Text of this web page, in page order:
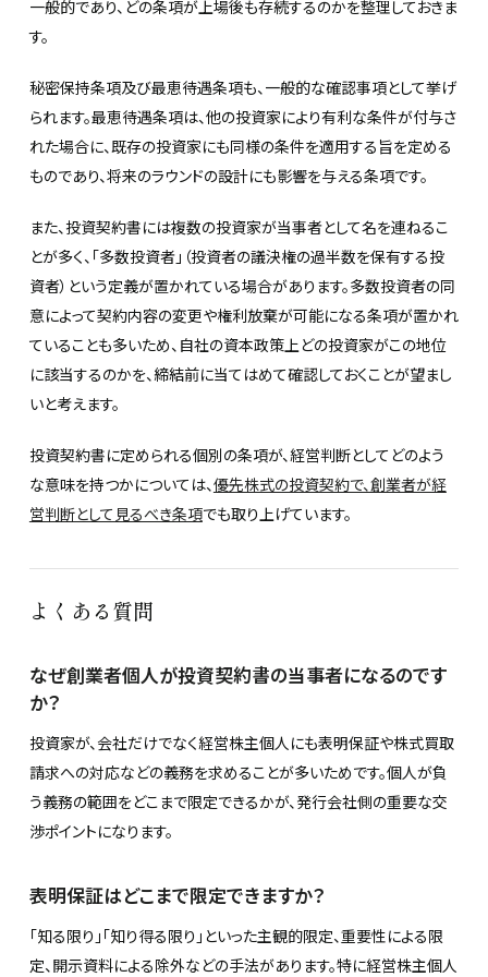
一般的であり、どの条項が上場後も存続するのかを整理しておきま
す。
秘密保持条項及び最恵待遇条項も、一般的な確認事項として挙げ
られます。最恵待遇条項は、他の投資家により有利な条件が付与さ
れた場合に、既存の投資家にも同様の条件を適用する旨を定める
ものであり、将来のラウンドの設計にも影響を与える条項です。
また、投資契約書には複数の投資家が当事者として名を連ねるこ
とが多く、「多数投資者」（投資者の議決権の過半数を保有する投
資者）という定義が置かれている場合があります。多数投資者の同
意によって契約内容の変更や権利放棄が可能になる条項が置かれ
ていることも多いため、自社の資本政策上どの投資家がこの地位
に該当するのかを、締結前に当てはめて確認しておくことが望まし
いと考えます。
投資契約書に定められる個別の条項が、経営判断としてどのよう
な意味を持つかについては、優先株式の投資契約で、創業者が経
営判断として見るべき条項でも取り上げています。
よくある質問
なぜ創業者個人が投資契約書の当事者になるのです
か？
投資家が、会社だけでなく経営株主個人にも表明保証や株式買取
請求への対応などの義務を求めることが多いためです。個人が負
う義務の範囲をどこまで限定できるかが、発行会社側の重要な交
渉ポイントになります。
表明保証はどこまで限定できますか？
「知る限り」「知り得る限り」といった主観的限定、重要性による限
定、開示資料による除外などの手法があります。特に経営株主個人